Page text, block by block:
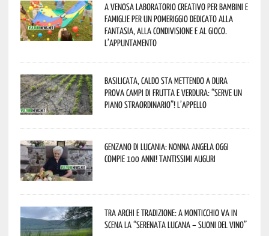
A Venosa laboratorio creativo per bambini e
famiglie per un pomeriggio dedicato alla
fantasia, alla condivisione e al gioco.
L’appuntamento
Basilicata, caldo sta mettendo a dura
prova campi di frutta e verdura: “Serve un
piano straordinario”! L’appello
Genzano di Lucania: nonna Angela oggi
compie 100 anni! Tantissimi auguri
Tra archi e tradizione: a Monticchio va in
scena la “Serenata lucana – suoni del vino”